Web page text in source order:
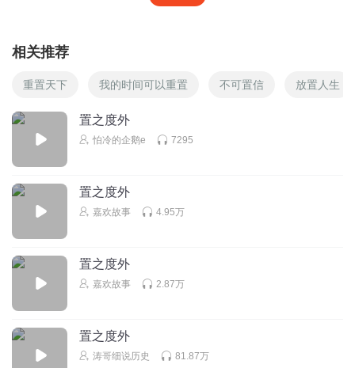
相关推荐
重置天下 我的时间可以重置 不可置信 放置人生
置之度外
怕冷的企鹅e 7295
置之度外
嘉欢故事 4.95万
置之度外
嘉欢故事 2.87万
置之度外
涛哥细说历史 81.87万